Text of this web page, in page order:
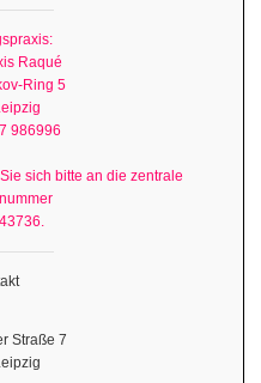
Raqué
Ring 5
986996
sich bitte an die zentrale
Straße 7